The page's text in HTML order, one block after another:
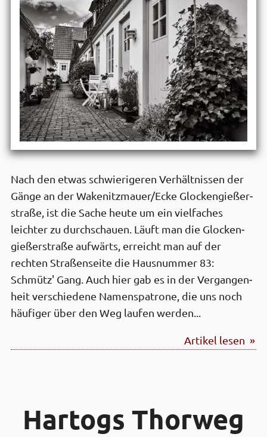
Nach den etwas schwierigeren Verhält­nissen der
Gänge an der Wakenitz­mauer/Ecke Glocken­gießer­
straße, ist die Sache heute um ein viel­faches
leichter zu durch­schauen. Läuft man die Glocken­
gießer­straße aufwärts, erreicht man auf der
rechten Straßen­seite die Haus­nummer 83:
Schmütz' Gang. Auch hier gab es in der Vergangen­
heit verschiedene Namens­patrone, die uns noch
häufiger über den Weg laufen werden...
Artikel lesen »
Hartogs Thor­weg